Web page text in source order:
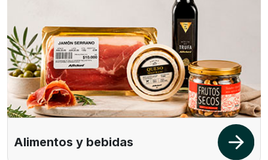
Alimentos y bebidas